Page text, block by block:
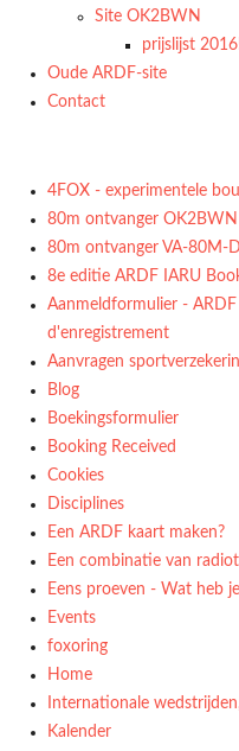
Site OK2BWN
prijslijst
Oude ARDF-site
Contact
4FOX - experimentele
80m ontvanger OK2BWN
80m ontvanger VA-80M-
8e editie ARDF IARU
Aanmeldformulier -
d'enregistrement
Aanvragen
Blog
Boekingsformulier
Booking Received
Cookies
Disciplines
Een ARDF kaart maken?
Een combinatie van
Eens proeven - Wat heb
Events
foxoring
Home
Internationale
Kalender